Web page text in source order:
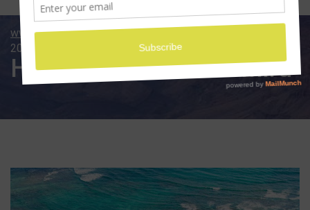
www.ilumio.cz Fotografické expedice
2022/2023 na míru
Havaj 2022/2023 na míru